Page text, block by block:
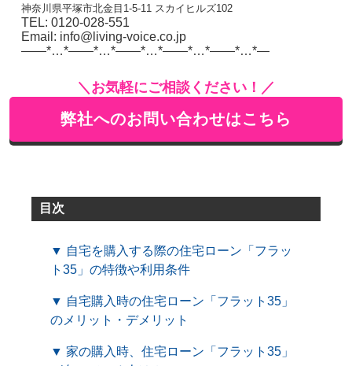
神奈川県平塚市北金目1-5-11 スカイヒルズ102
TEL: 0120-028-551
Email: info@living-voice.co.jp
——*…*——*…*——*…*——*…*——*…*—
＼お気軽にご相談ください！／
弊社へのお問い合わせはこちら
目次
▼ 自宅を購入する際の住宅ローン「フラッ
ト35」の特徴や利用条件
▼ 自宅購入時の住宅ローン「フラット35」
のメリット・デメリット
▼ 家の購入時、住宅ローン「フラット35」